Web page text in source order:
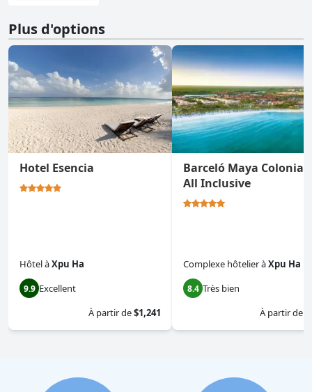
Plus d'options
Hotel Esencia
HôtelàXpu Ha
9.9 Excellent
À partir de$1,241
Barceló Maya Colonial
All Inclusive
Complexe hôtelieràXpu Ha
8.4 Très bien
À partir de